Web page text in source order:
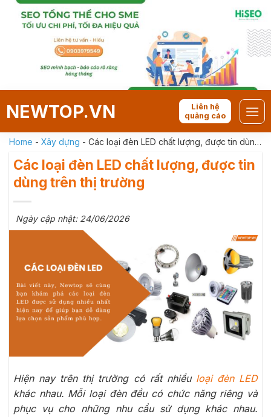
Skip
NEWTOP.VN
Liên hệ
quảng cáo
Home - Xây dựng - Các loại đèn LED chất lượng, được tin dùng
Các loại đèn LED chất lượng, được tin
dùng trên thị trường
Ngày cập nhật: 24/06/2026
Hiện nay trên thị trường có rất nhiều loại đèn LED
khác nhau. Mỗi loại đèn đều có chức năng riêng và
phục vụ cho những nhu cầu sử dụng khác nhau.